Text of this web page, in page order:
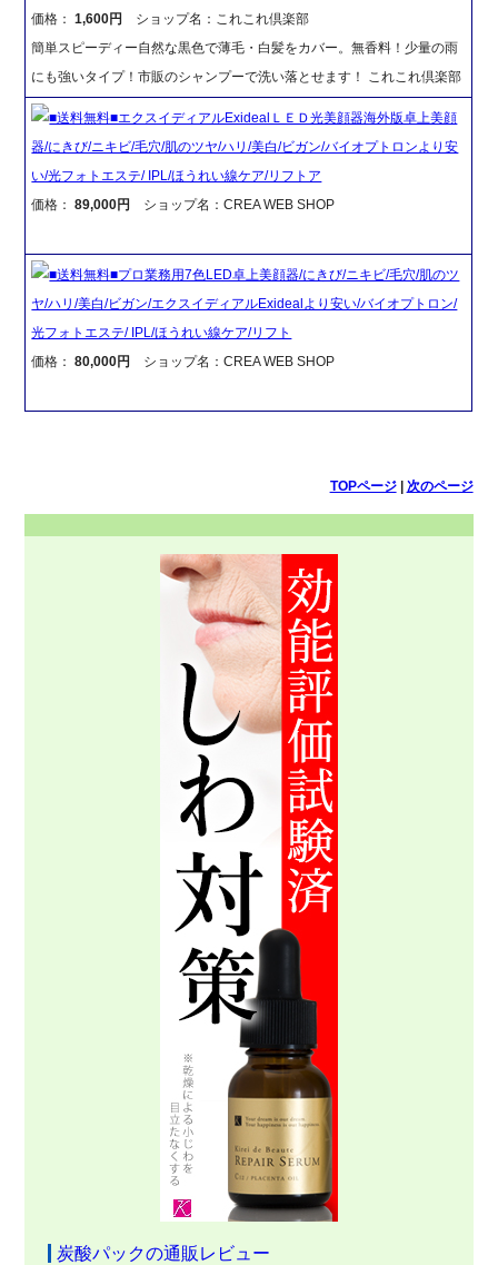
価格：1,600円
ショップ名：これこれ倶楽部
簡単スピーディー自然な黒色で薄毛・白髪をカバー。無香料！少量の雨
にも強いタイプ！市販のシャンプーで洗い落とせます！ これこれ倶楽部
■送料無料■エクスイディアルExidealＬＥＤ光美顔器海外版卓上美顔
器/にきび/ニキビ/毛穴/肌のツヤ/ハリ/美白/ビガン/バイオプトロンより安
い/光フォトエステ/ IPL/ほうれい線ケア/リフトア
価格：89,000円 ショップ名：CREA WEB SHOP
■送料無料■プロ業務用7色LED卓上美顔器/にきび/ニキビ/毛穴/肌のツ
ヤ/ハリ/美白/ビガン/エクスイディアルExidealより安い/バイオプトロン/
光フォトエステ/ IPL/ほうれい線ケア/リフト
価格：80,000円 ショップ名：CREA WEB SHOP
TOPページ| 次のページ
炭酸パックの通販レビュー